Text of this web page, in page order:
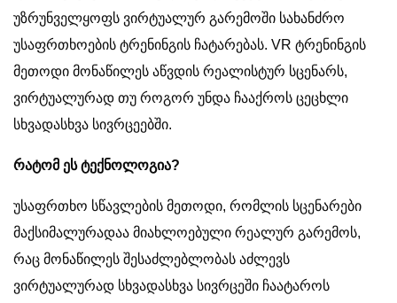
უზრუნველყოფს ვირტუალურ გარემოში სახანძრო
უსაფრთხოების ტრენინგის ჩატარებას. VR ტრენინგის
მეთოდი მონაწილეს აწვდის რეალისტურ სცენარს,
ვირტუალურად თუ როგორ უნდა ჩააქროს ცეცხლი
სხვადასხვა სივრცეებში.
რატომ ეს ტექნოლოგია?
უსაფრთხო სწავლების მეთოდი, რომლის სცენარები
მაქსიმალურადაა მიახლოებული რეალურ გარემოს,
რაც მონაწილეს შესაძლებლობას აძლევს
ვირტუალურად სხვადასხვა სივრცეში ჩაატაროს